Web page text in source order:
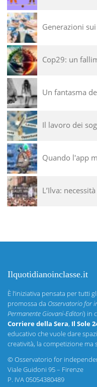
Generazioni
Cop29: un
Un fantasma
Il lavoro dei
Quando l'app
L’Ilva:
Ilquotidianoinclasse.it
È l’iniziativa pensata per tutti
promossa da Osservatorio for
Permanente Giovani-Editori) in
Corriere della Sera, Il Sole
educativo che vuole dare
creatività, la competizione
©Osservatorio for
Viale Guidoni 95 – Firenze
P. IVA 05054380489